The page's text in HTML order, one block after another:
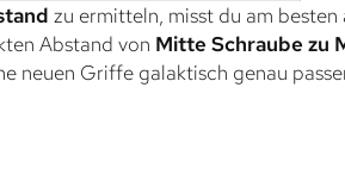
zu ermitteln, misst du am
Abstand von Mitte Schraube zu
neuen Griffe galaktisch genau